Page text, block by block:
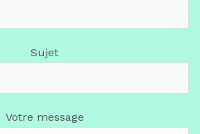
Sujet
Votre message